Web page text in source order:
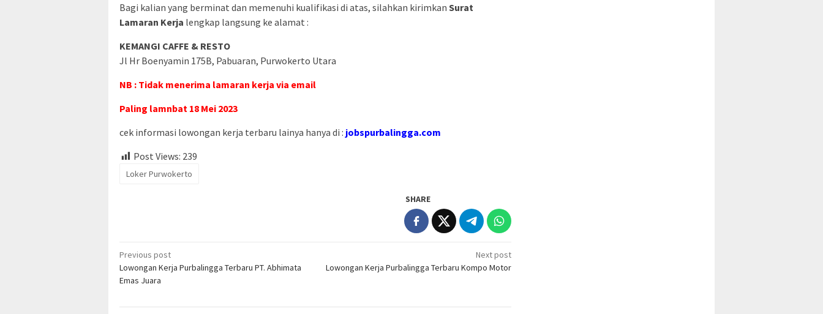
Bagi kalian yang berminat dan memenuhi kualifikasi di atas, silahkan kirimkan Surat
Lamaran Kerja lengkap langsung ke alamat :
KEMANGI CAFFE & RESTO
Jl Hr Boenyamin 175B, Pabuaran, Purwokerto Utara
NB : Tidak menerima lamaran kerja via email
Paling lamnbat 18 Mei 2023
cek informasi lowongan kerja terbaru lainya hanya di : jobspurbalingga.com
Post Views: 239
Loker Purwokerto
SHARE
Post
navigation
Previous post
Lowongan Kerja Purbalingga Terbaru PT. Abhimata
Emas Juara
Next post
Lowongan Kerja Purbalingga Terbaru Kompo Motor